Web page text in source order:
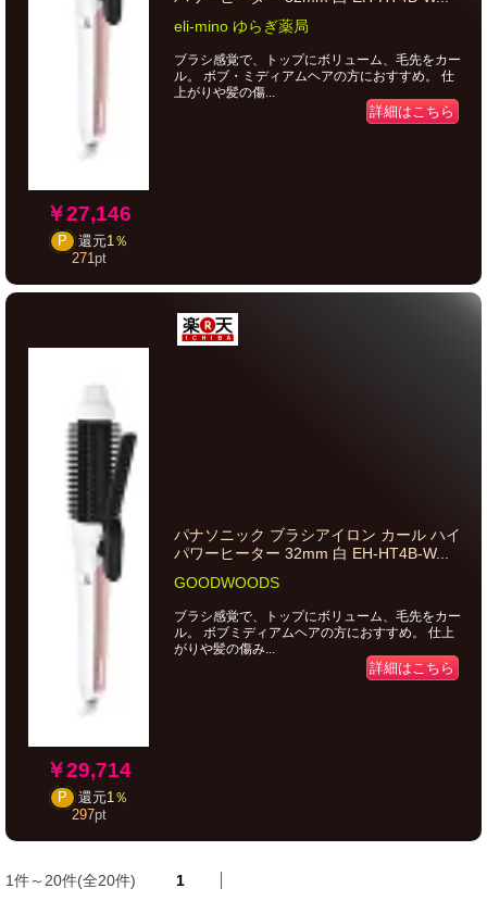
￥27,146
P 還元1％
271 pt
eli-mino ゆらぎ薬局
ブラシ感覚で、トップにボリューム、毛先をカー
ル。 ボブ・ミディアムヘアの方におすすめ。 仕
上がりや髪の傷...
詳細はこちら
￥29,714
P 還元1％
297pt
パナソニック ブラシアイロン カール ハイ
パワーヒーター 32mm 白 EH-HT4B-W...
GOODWOODS
ブラシ感覚で、トップにボリューム、毛先をカー
ル。 ボブミディアムヘアの方におすすめ。 仕上
がりや髪の傷み...
詳細はこちら
1件～20件(全20件) 1